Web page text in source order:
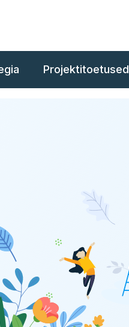
Projektitoetused